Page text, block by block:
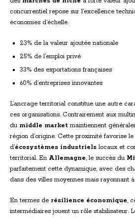
concurrentiel repose sur l’excellence
économies d’échelle.
23% de la valeur ajoutée nationale
25% de l’emploi privé
33% des exportations françaises
60% d’entreprises innovantes
L’ancrage territorial constitue une autre
ces organisations. Contrairement aux
du middle market maintiennent
région d’origine. Cette proximité favorise
d’écosystèmes industriels locaux et
territorial. En Allemagne, le succès du
parfaitement cette dynamique, avec des
dans des villes moyennes mais rayonnant à
En termes de résilience économique,
intermédiaires jouent un rôle stabilisateur.